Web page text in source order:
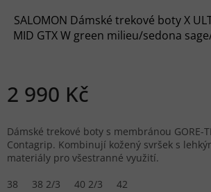
SALOMON Dámské trekové boty X
MID GTX W green milieu/sedona
2 990 Kč
Dámské trekové boty s membránou GORE-
Contagrip. Kombinují kožený svršek s
materiály pro všestranné využití.
38
38 2/3 40 2/3 42